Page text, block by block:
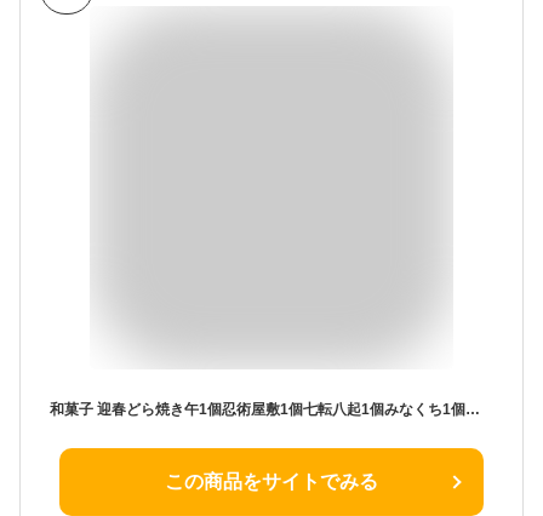
和菓子 迎春どら焼き午1個忍術屋敷1個七転八起1個みなくち1個しるべ1個こうしん1個 お歳暮 お年賀 干支 午 お祝い 詰め合わせ お菓子 色々 お取り寄せ ギフト 老舗 高級 お正月 2026年 令和8年 迎春菓 誕生日 プレゼント ご挨拶 新春 新年 滋賀県 甲賀 大彌 即日発送
この商品をサイトでみる